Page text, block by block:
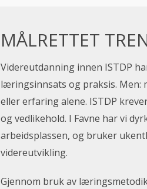
MÅLRETTET
Videreutdanning innen ISTDP
læringsinnsats og praksis. Men:
eller erfaring alene. ISTDP
og vedlikehold. I Favne har vi
arbeidsplassen, og bruker
videreutvikling.
Gjennom bruk av